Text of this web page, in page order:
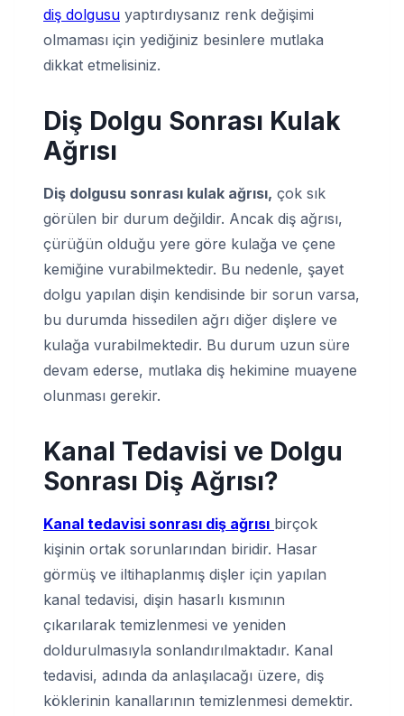
diş dolgusu yaptırdıysanız renk değişimi
olmaması için yediğiniz besinlere mutlaka
dikkat etmelisiniz.
Diş Dolgu Sonrası Kulak
Ağrısı
Diş dolgusu sonrası kulak ağrısı, çok sık
görülen bir durum değildir. Ancak diş ağrısı,
çürüğün olduğu yere göre kulağa ve çene
kemiğine vurabilmektedir. Bu nedenle, şayet
dolgu yapılan dişin kendisinde bir sorun varsa,
bu durumda hissedilen ağrı diğer dişlere ve
kulağa vurabilmektedir. Bu durum uzun süre
devam ederse, mutlaka diş hekimine muayene
olunması gerekir.
Kanal Tedavisi ve Dolgu
Sonrası Diş Ağrısı?
Kanal tedavisi sonrası diş ağrısı birçok
kişinin ortak sorunlarından biridir. Hasar
görmüş ve iltihaplanmış dişler için yapılan
kanal tedavisi, dişin hasarlı kısmının
çıkarılarak temizlenmesi ve yeniden
doldurulmasıyla sonlandırılmaktadır. Kanal
tedavisi, adında da anlaşılacağı üzere, diş
köklerinin kanallarının temizlenmesi demektir.